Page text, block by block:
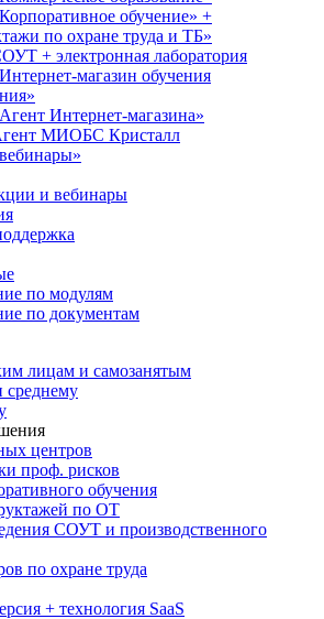
обучение» +
по охране труда и ТБ»
+ электронная лаборатория
магазин обучения
Интернет-магазина»
МИОБС Кристалл
и вебинары
по модулям
по документам
лицам и самозанятым
центров
проф. рисков
обучения
по ОТ
СОУТ и производственного
по охране труда
+ технология SaaS